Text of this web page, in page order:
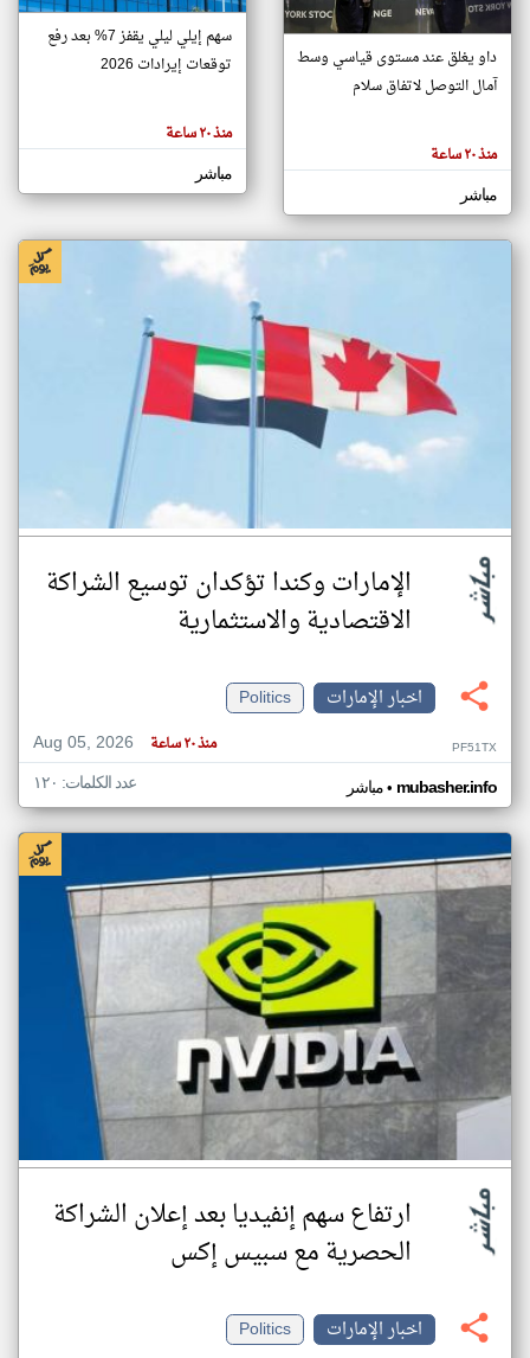
اخبار الإمارات على مدار الساعة
أهم اخبار الإمارات العاجلة والمباشرة
هنا عن
وجهة
كاتبيها.
داو يغلق عند مستوى قياسي وسط
آمال التوصل لاتفاق سلام
منذ ٢٠ ساعة
مباشر
سهم إيلي ليلي يقفز 7% بعد رفع
توقعات إيرادات 2026
منذ ٢٠ ساعة
مباشر
الإمارات وكندا تؤكدان توسيع الشراكة
الاقتصادية والاستثمارية
اخبار الإمارات
Politics
Aug 05, 2026
منذ ٢٠ ساعة PF51TX
مباشر• mubasher.info عدد الكلمات: ١٢٠
ارتفاع سهم إنفيديا بعد إعلان الشراكة
الحصرية مع سبيس إكس
اخبار الإمارات
Politics
klyoum.com